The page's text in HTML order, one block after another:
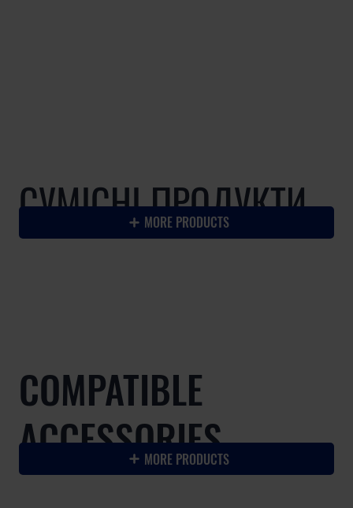
СУМІСНІ ПРОДУКТИ
MORE PRODUCTS
COMPATIBLE
ACCESSORIES
MORE PRODUCTS